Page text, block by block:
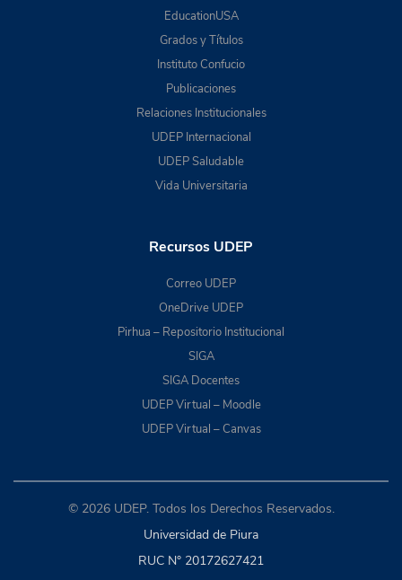
EducationUSA
Grados y Títulos
Instituto Confucio
Publicaciones
Relaciones Institucionales
UDEP Internacional
UDEP Saludable
Vida Universitaria
Recursos UDEP
Correo UDEP
OneDrive UDEP
Pirhua – Repositorio Institucional
SIGA
SIGA Docentes
UDEP Virtual – Moodle
UDEP Virtual – Canvas
© 2026 UDEP. Todos los Derechos Reservados.
Universidad de Piura
RUC N° 20172627421